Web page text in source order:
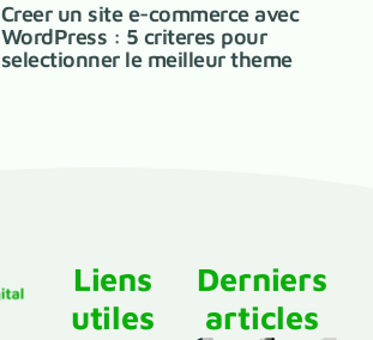
Creer un site e-commerce avec
WordPress : 5 criteres pour
selectionner le meilleur theme
Liens
utiles
Derniers
articles